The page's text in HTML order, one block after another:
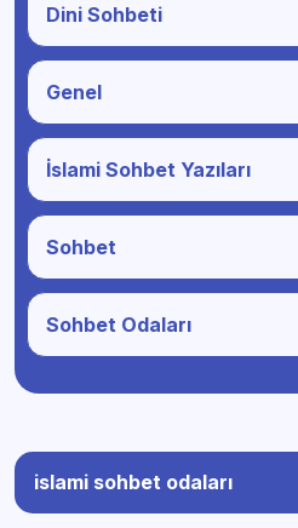
Dini Sohbeti
Genel
İslami Sohbet Yazıları
Sohbet
Sohbet Odaları
islami sohbet odaları